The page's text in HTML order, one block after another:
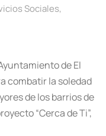
Sociales,
de El
combatir la soledad
de los barrios de
“Cerca de Ti”,